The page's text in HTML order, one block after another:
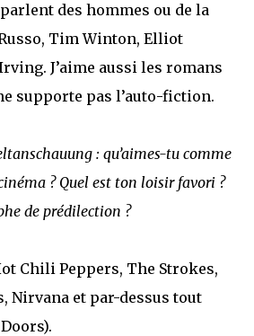
des hommes ou de la
Tim Winton, Elliot
J’aime aussi les romans
supporte pas l’auto-fiction.
: qu’aimes-tu comme
? Quel est ton loisir favori ?
de prédilection ?
Chili Peppers, The Strokes,
Nirvana et par-dessus tout